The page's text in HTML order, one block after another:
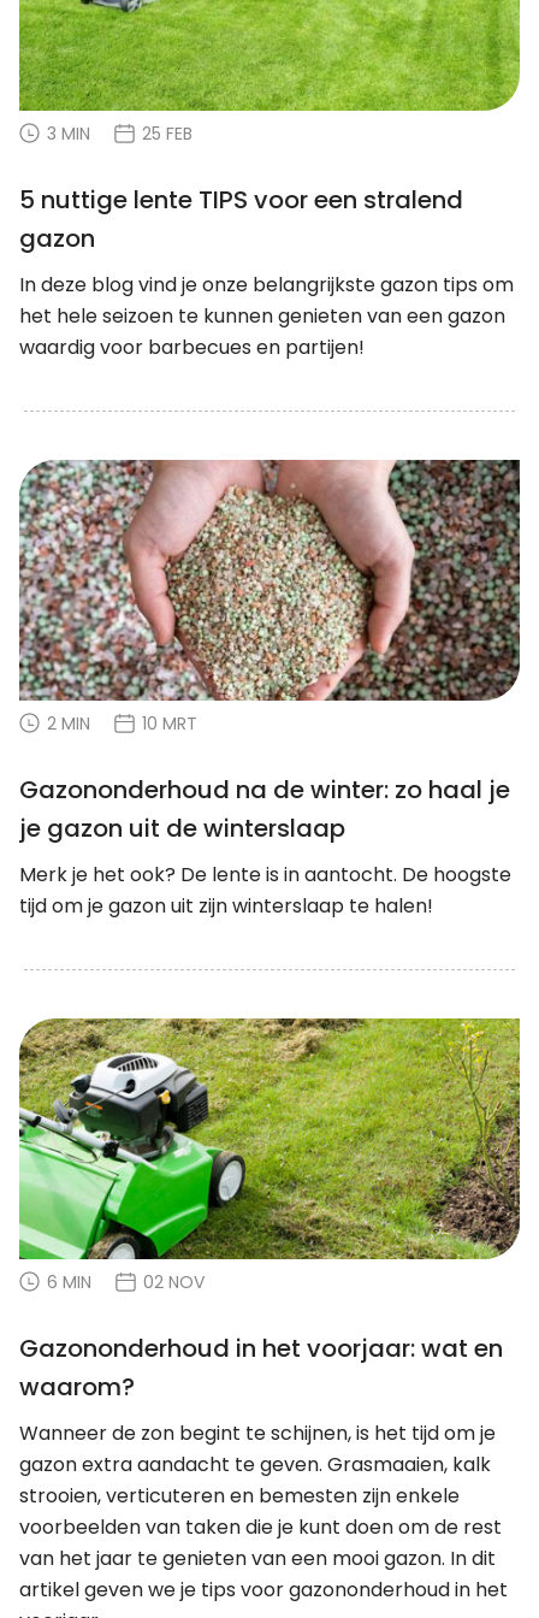
3 MIN 25 FEB
5 nuttige lente TIPS voor een stralend
gazon
In deze blog vind je onze belangrijkste gazon tips om
het hele seizoen te kunnen genieten van een gazon
waardig voor barbecues en partijen!
2 MIN 10 MRT
Gazononderhoud na de winter: zo haal je
je gazon uit de winterslaap
Merk je het ook? De lente is in aantocht. De hoogste
tijd om je gazon uit zijn winterslaap te halen!
6 MIN 02 NOV
Gazononderhoud in het voorjaar: wat en
waarom?
Wanneer de zon begint te schijnen, is het tijd om je
gazon extra aandacht te geven. Grasmaaien, kalk
strooien, verticuteren en bemesten zijn enkele
voorbeelden van taken die je kunt doen om de rest
van het jaar te genieten van een mooi gazon. In dit
artikel geven we je tips voor gazononderhoud in het